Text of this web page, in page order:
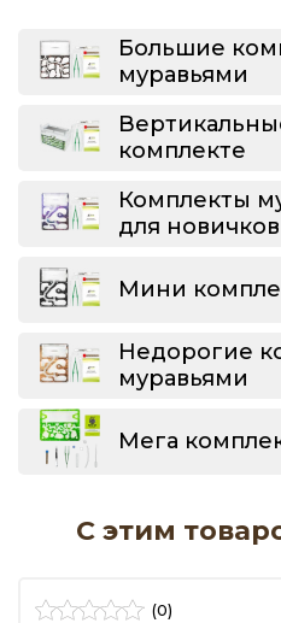
Большие
муравьями
комплекте
Комплекты
для новичков
Мини
Недорогие
муравьями
Мега
С этим
(0)